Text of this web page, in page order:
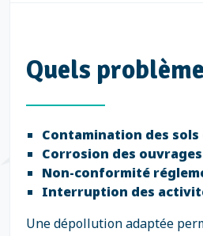
Quels
Contamination des
Corrosion des ouvrages
Non-conformité
Interruption des
Une dépollution adaptée